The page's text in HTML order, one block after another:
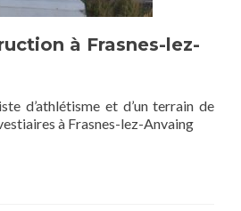
à Frasnes-lez-
d’athlétisme et d’un terrain de
à Frasnes-lez-Anvaing